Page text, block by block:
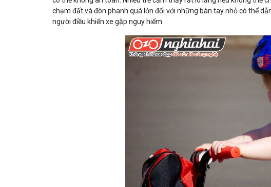
chạm đất và đòn phanh quá lớn đối với những bàn tay nhỏ có thể
người điều khiển xe gặp nguy hiểm.